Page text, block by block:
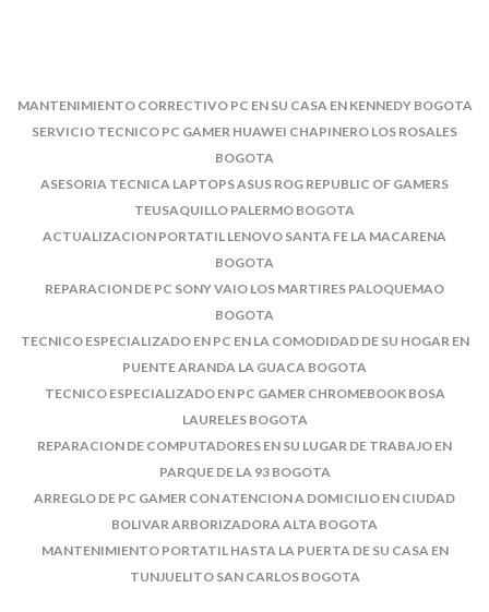
MANTENIMIENTO CORRECTIVO PC EN SU CASA EN KENNEDY BOGOTA
SERVICIO TECNICO PC GAMER HUAWEI CHAPINERO LOS ROSALES
BOGOTA
ASESORIA TECNICA LAPTOPS ASUS ROG REPUBLIC OF GAMERS
TEUSAQUILLO PALERMO BOGOTA
ACTUALIZACION PORTATIL LENOVO SANTA FE LA MACARENA
BOGOTA
REPARACION DE PC SONY VAIO LOS MARTIRES PALOQUEMAO
BOGOTA
TECNICO ESPECIALIZADO EN PC EN LA COMODIDAD DE SU HOGAR EN
PUENTE ARANDA LA GUACA BOGOTA
TECNICO ESPECIALIZADO EN PC GAMER CHROMEBOOK BOSA
LAURELES BOGOTA
REPARACION DE COMPUTADORES EN SU LUGAR DE TRABAJO EN
PARQUE DE LA 93 BOGOTA
ARREGLO DE PC GAMER CON ATENCION A DOMICILIO EN CIUDAD
BOLIVAR ARBORIZADORA ALTA BOGOTA
MANTENIMIENTO PORTATIL HASTA LA PUERTA DE SU CASA EN
TUNJUELITO SAN CARLOS BOGOTA